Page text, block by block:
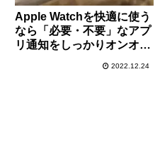
Apple Watchを快適に使う
なら「必要・不要」なアプ
リ通知をしっかりオンオフ
2022.12.24